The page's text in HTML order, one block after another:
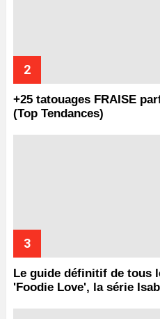
+25 tatouages ​​FRAISE
(Top Tendances)
Le guide définitif de tous
'Foodie Love', la série